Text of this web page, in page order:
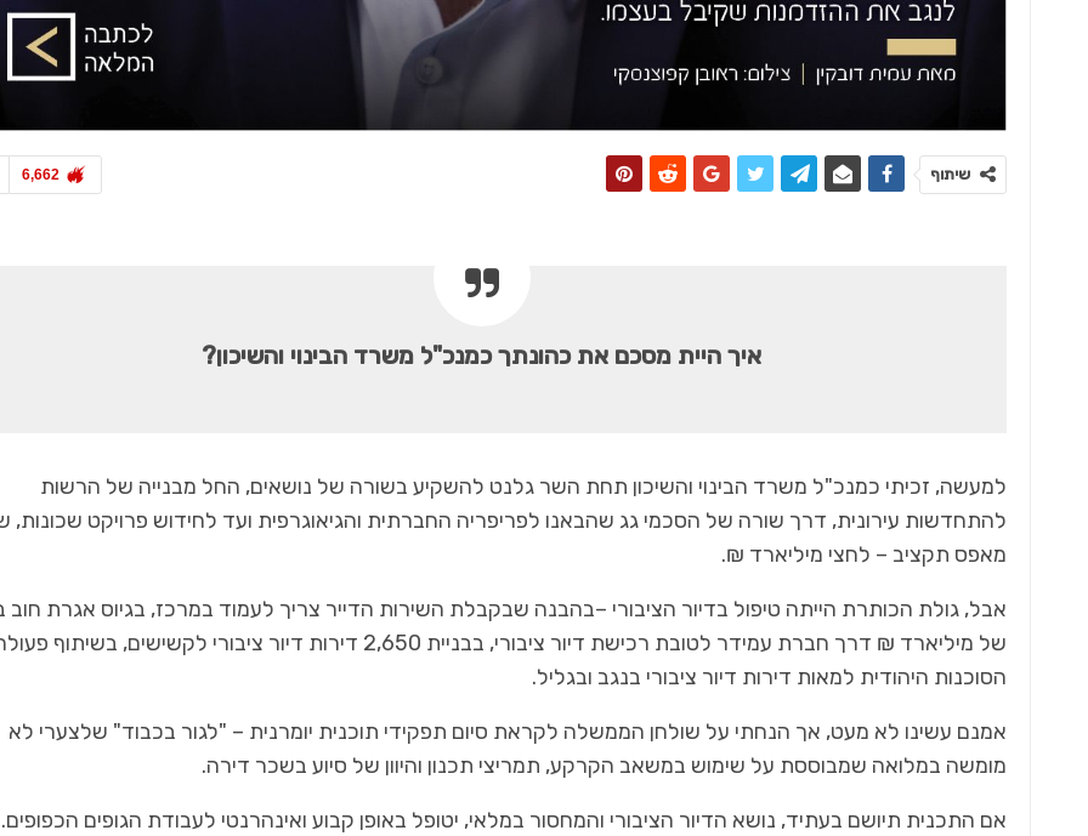
6,662 שיתוף
איך היית מסכם את כהונתך כמנכ"ל משרד הבינוי והשיכון?
למעשה, זכיתי כמנכ"ל משרד הבינוי והשיכון תחת השר גלנט להשקיע בשורה של נושאים, החל מבנייה של הרשות
להתחדשות עירונית, דרך שורה של הסכמי גג שהבאנו לפריפריה החברתית והגיאוגרפית ועד לחידוש פרויקט שכונות,
מאפס תקציב – לחצי מיליארד ₪.
אבל, גולת הכותרת הייתה טיפול בדיור הציבורי –בהבנה שבקבלת השירות הדייר צריך לעמוד במרכז, בגיוס אגרת חוב
של מיליארד ₪ דרך חברת עמידר לטובת רכישת דיור ציבורי, בבניית 2,650 דירות דיור ציבורי לקשישים,
הסוכנות היהודית למאות דירות דיור ציבורי בנגב ובגליל.
אמנם עשינו לא מעט, אך הנחתי על שולחן הממשלה לקראת סיום תפקידי תוכנית יומרנית – "לגור בכבוד" שלצערי לא
מומשה במלואה שמבוססת על שימוש במשאב הקרקע, תמריצי תכנון והיוון של סיוע בשכר דירה.
אם התכנית תיושם בעתיד, נושא הדיור הציבורי והמחסור במלאי, יטופל באופן קבוע ואינהרנטי לעבודת הגופים הכפופים.